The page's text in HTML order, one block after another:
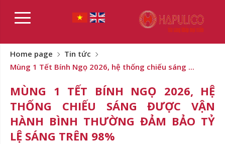
Home page
Tin tức
Mùng 1 Tết Bính Ngọ 2026, hệ thống chiếu sáng ...
MÙNG 1 TẾT BÍNH NGỌ 2026, HỆ
THỐNG CHIẾU SÁNG ĐƯỢC VẬN
HÀNH BÌNH THƯỜNG ĐẢM BẢO TỶ
LỆ SÁNG TRÊN 98%